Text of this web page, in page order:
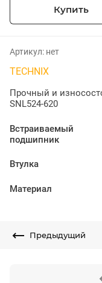
Купить
Артикул: нет
TECHNIX
Прочный и
SNL524-620
Встраиваемый
подшипник
Втулка
Материал
Предыдущий